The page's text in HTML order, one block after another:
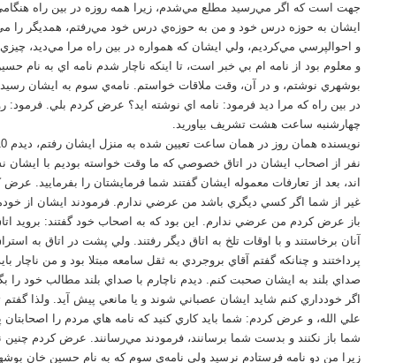
جهت است كه اگر مي‌رسيد مطلع مي‌شدم، زيرا همه روزه در بين راه
ايشان به حوزه درس خود و من به حوزه‌ي درس خود مي‌رفتم، همديگر را
و احوالپرسي مي‌كرديم، ولي ايشان كه همواره در بين راه مرا مي‌ديد،
و معلوم بود از نامه ام بي خبر است، تا اينكه ناچار شدم نامه اي به نام
بوشهري نوشتم، و در آن، وقت ملاقات خواستم. نامه‌ي سوم به ايشان رسيد،
در بين راه كه مرا ديد فرمود: نامه اي نوشته ايد؟ عرض كردم بلي. فرمود:
چهارشنبه ساعت هشت تشريف بياوريد.
نفر از اصحاب ايشان در اتاق خصوصي كه ما وقت خواسته بوديم با ايشان
اند، بعد از تعارفات معموله ايشان گفتند شما فرمايشتان را بفرماييد. عرض
غير از شما اگر كسي ديگري باشد من عرضي ندارم. فرمودند ايشان از
باز عرض كردم من عرضي ندارم. اين بود كه به اصحاب خود گفتند: برويد
آنان برخاستند و با اوقات تلخ به اتاق ديگر رفتند. ولي پشت در اتاق به
پرداختند و چنانكه گفتم آقاي بروجردي به ثقل سامعه مبتلا بود و من ناچار
صداي بلند به ايشان صحبت كنم. ديدم ناچارم با صداي بلند مطالب خود را
اگر خودداري كنم شايد ايشان عصباني شوند و يا مانعي پيش آيد. ولذا گفتم
علي الله، و عرض كردم: شما بايد كاري كنيد كه نامه هاي مردم را اصحابتان
شما باز نكنند و بدست شما برسانند، فرمودند مي‌رسانند. عرض كردم چنين
زيرا من دو نامه فرستادم نرسيد ولي نامه‌ي سوم كه به نام حسين خان